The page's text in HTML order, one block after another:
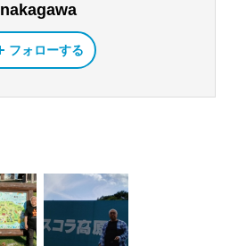
nakagawa
フォローする